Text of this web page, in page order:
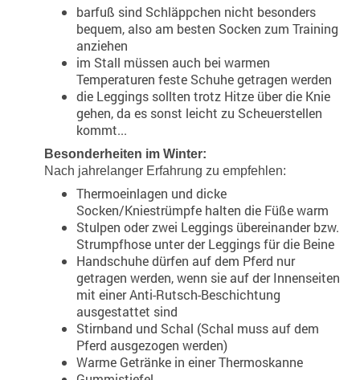
barfuß sind Schläppchen nicht besonders
bequem, also am besten Socken zum Training
anziehen
im Stall müssen auch bei warmen
Temperaturen feste Schuhe getragen werden
die Leggings sollten trotz Hitze über die Knie
gehen, da es sonst leicht zu Scheuerstellen
kommt...
Besonderheiten im Winter:
Nach jahrelanger Erfahrung zu empfehlen:
Thermoeinlagen und dicke
Socken/Kniestrümpfe halten die Füße warm
Stulpen oder zwei Leggings übereinander bzw.
Strumpfhose unter der Leggings für die Beine
Handschuhe dürfen auf dem Pferd nur
getragen werden, wenn sie auf der Innenseiten
mit einer Anti-Rutsch-Beschichtung
ausgestattet sind
Stirnband und Schal (Schal muss auf dem
Pferd ausgezogen werden)
Warme Getränke in einer Thermoskanne